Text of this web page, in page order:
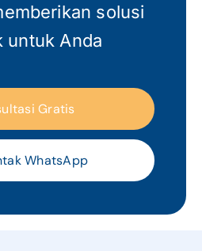
solusi
untuk Anda
Gratis
WhatsApp